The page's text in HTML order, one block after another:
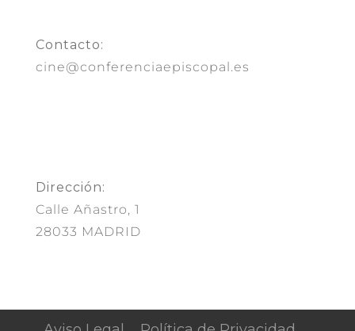
Contacto:
cine@conferenciaepiscopal.es
Dirección:
Calle Añastro, 1
28033 MADRID